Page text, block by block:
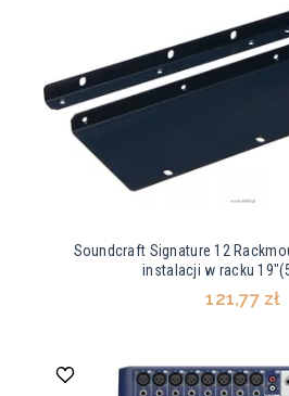
Soundcraft Signature 12
instalacji w racku
121,77 zł